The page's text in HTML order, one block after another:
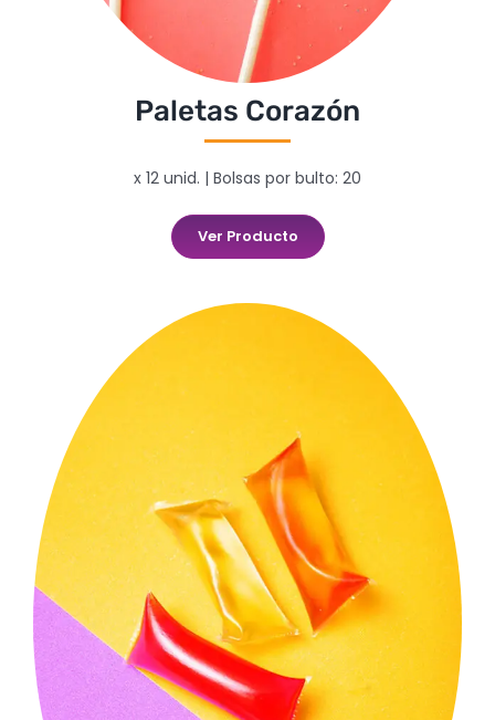
Paletas Corazón
x 12 unid. | Bolsas por bulto: 20
Ver Producto